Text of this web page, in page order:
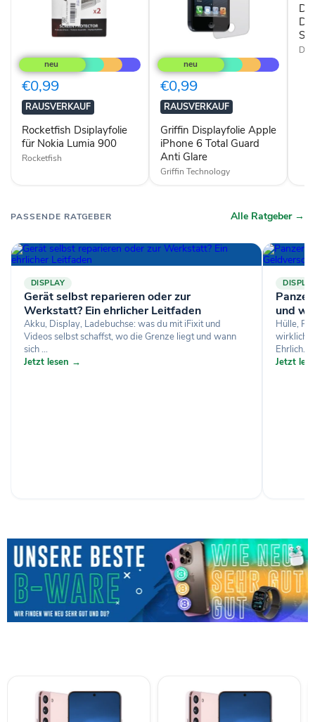
Dsiplayfolie
für
Nokia
Lumia
900
€0,99
RAUSVERKAUF
Rocketfish Dsiplayfolie
für Nokia Lumia 900
Rocketfish
Displayfolie
Apple
iPhone
6
Total
Guard
Anti
Glare
€0,99
RAUSVERKAUF
Griffin Displayfolie Apple
iPhone 6 Total Guard
Anti Glare
Griffin Technology
4
PASSENDE RATGEBER Alle Ratgeber →
DISPLAY
Gerät selbst reparieren oder zur
Werkstatt? Ein ehrlicher Leitfaden
Akku, Display, Ladebuchse: was du mit iFixit und
Videos selbst schaffst, wo die Grenze liegt und wann
sich ...
Jetzt lesen →
und
Hülle,
wirklich
Ehrlich...
Jetzt